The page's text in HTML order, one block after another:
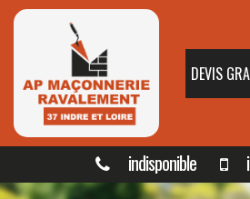
DEVIS
indisponible